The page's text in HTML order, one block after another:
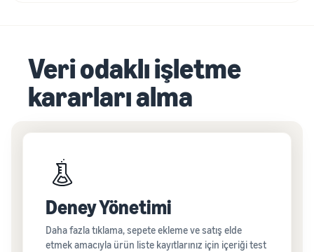
Veri odaklı işletme
kararları alma
Deney Yönetimi
Daha fazla tıklama, sepete ekleme ve satış elde
etmek amacıyla ürün liste kayıtlarınız için içeriği test